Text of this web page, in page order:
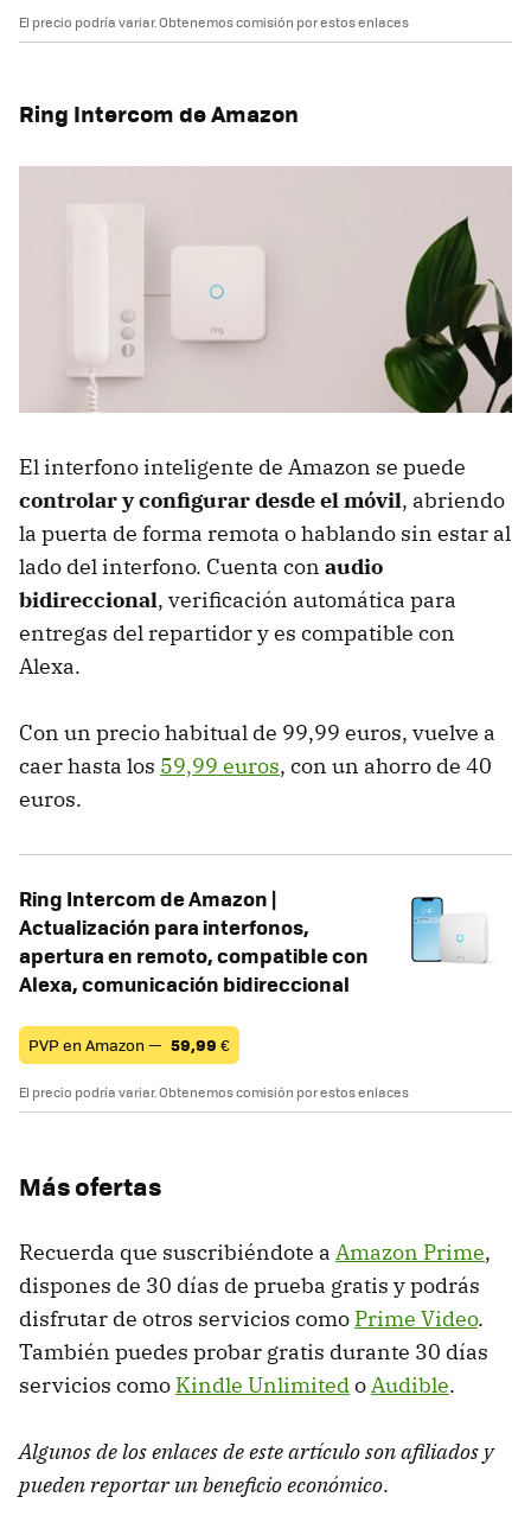
El precio podría variar. Obtenemos comisión por estos enlaces
Ring Intercom de Amazon
El interfono inteligente de Amazon se puede
controlar y configurar desde el móvil, abriendo
la puerta de forma remota o hablando sin estar al
lado del interfono. Cuenta con audio
bidireccional, verificación automática para
entregas del repartidor y es compatible con
Alexa.
Con un precio habitual de 99,99 euros, vuelve a
caer hasta los 59,99 euros, con un ahorro de 40
euros.
Ring Intercom de Amazon |
Actualización para interfonos,
apertura en remoto, compatible con
Alexa, comunicación bidireccional
PVP en Amazon — 59,99 €
El precio podría variar. Obtenemos comisión por estos enlaces
Más ofertas
Recuerda que suscribiéndote a Amazon Prime,
dispones de 30 días de prueba gratis y podrás
disfrutar de otros servicios como Prime Video.
También puedes probar gratis durante 30 días
servicios como Kindle UnlimitedoAudible.
Algunos de los enlaces de este artículo son afiliados y
pueden reportar un beneficio económico.